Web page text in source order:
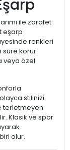
ile zarafet
eşarp
renkleri
süre korur.
veya özel
stilinizi
terletmeyen
Klasik ve spor
olur.